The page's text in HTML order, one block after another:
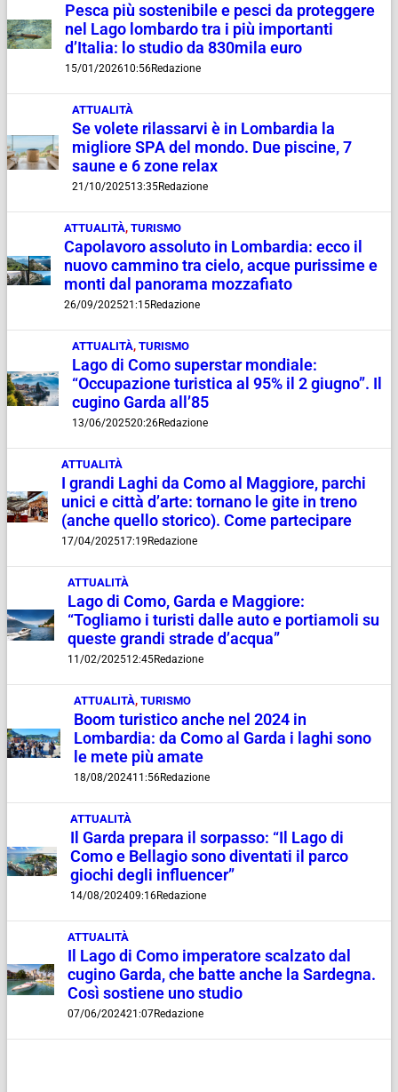
Pesca più sostenibile e pesci da proteggere
nel Lago lombardo tra i più importanti
d’Italia: lo studio da 830mila euro
15/01/202610:56Redazione
ATTUALITÀ
Se volete rilassarvi è in Lombardia la
migliore SPA del mondo. Due piscine, 7
saune e 6 zone relax
21/10/202513:35Redazione
ATTUALITÀ, TURISMO
Capolavoro assoluto in Lombardia: ecco il
nuovo cammino tra cielo, acque purissime e
monti dal panorama mozzafiato
26/09/202521:15Redazione
ATTUALITÀ, TURISMO
Lago di Como superstar mondiale:
“Occupazione turistica al 95% il 2 giugno”. Il
cugino Garda all’85
13/06/202520:26Redazione
ATTUALITÀ
I grandi Laghi da Como al Maggiore, parchi
unici e città d’arte: tornano le gite in treno
(anche quello storico). Come partecipare
17/04/202517:19Redazione
ATTUALITÀ
Lago di Como, Garda e Maggiore:
“Togliamo i turisti dalle auto e portiamoli su
queste grandi strade d’acqua”
11/02/202512:45Redazione
ATTUALITÀ, TURISMO
Boom turistico anche nel 2024 in
Lombardia: da Como al Garda i laghi sono
le mete più amate
18/08/202411:56Redazione
ATTUALITÀ
Il Garda prepara il sorpasso: “Il Lago di
Como e Bellagio sono diventati il parco
giochi degli influencer”
14/08/202409:16Redazione
ATTUALITÀ
Il Lago di Como imperatore scalzato dal
cugino Garda, che batte anche la Sardegna.
Così sostiene uno studio
07/06/202421:07Redazione